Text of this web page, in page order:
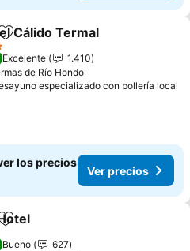
Añadir a favoritos
Cálido Termal
Excelente
1.410
de Río Hondo
especializado con bollería local
los precios
Ver precios
Añadir a favoritos
Bueno
627